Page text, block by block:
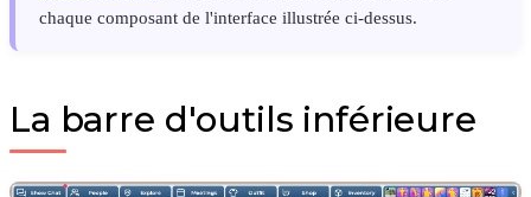
chaque composant de l'interface illustrée ci-dessus.
La barre d'outils inférieure